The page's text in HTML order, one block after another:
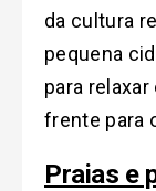
da cultura
pequena
para
frente para
Praias e